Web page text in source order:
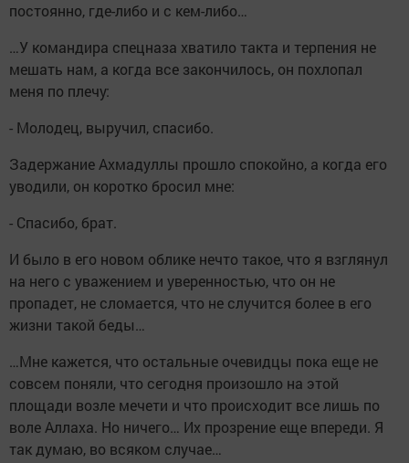
постоянно, где-либо и с кем-либо…
…У командира спецназа хватило такта и терпения не
мешать нам, а когда все закончилось, он похлопал
меня по плечу:
- Молодец, выручил, спасибо.
Задержание Ахмадуллы прошло спокойно, а когда его
уводили, он коротко бросил мне:
- Спасибо, брат.
И было в его новом облике нечто такое, что я взглянул
на него с уважением и уверенностью, что он не
пропадет, не сломается, что не случится более в его
жизни такой беды…
…Мне кажется, что остальные очевидцы пока еще не
совсем поняли, что сегодня произошло на этой
площади возле мечети и что происходит все лишь по
воле Аллаха. Но ничего… Их прозрение еще впереди. Я
так думаю, во всяком случае…